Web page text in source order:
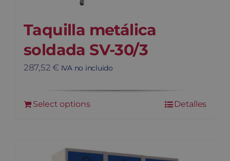
Taquilla metálica
soldada SV-30/3
287,52€ IVA no incluido
Select options Detalles